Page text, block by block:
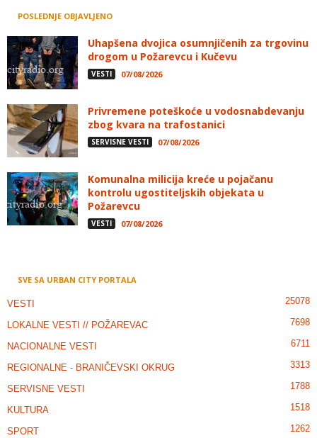
POSLEDNJE OBJAVLJENO
Uhapšena dvojica osumnjičenih za trgovinu
drogom u Požarevcu i Kučevu
VESTI 07/08/2026
Privremene poteškoće u vodosnabdevanju
zbog kvara na trafostanici
SERVISNE VESTI 07/08/2026
Komunalna milicija kreće u pojačanu
kontrolu ugostiteljskih objekata u
Požarevcu
VESTI 07/08/2026
SVE SA URBAN CITY PORTALA
VESTI 25078
LOKALNE VESTI // POŽAREVAC 7698
NACIONALNE VESTI 6711
REGIONALNE - BRANIČEVSKI OKRUG 3313
SERVISNE VESTI 1788
KULTURA 1518
SPORT 1262